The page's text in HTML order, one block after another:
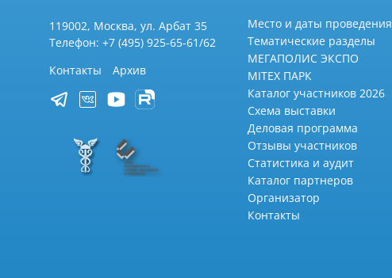
119002, Москва, ул. Арбат 35
Телефон: +7 (495) 925-65-61/62
Контакты
Архив
Место и даты проведения
Тематические разделы
МЕГАПОЛИС ЭКСПО
MITEX ПАРК
Каталог участников 2026
Схема выставки
Деловая программа
Отзывы участников
Статистика и аудит
Каталог партнеров
Организатор
Контакты